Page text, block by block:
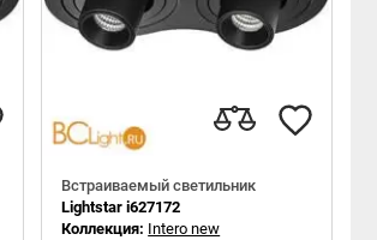
Встраиваемый светильник
Lightstar i627172
Коллекция: Intero new